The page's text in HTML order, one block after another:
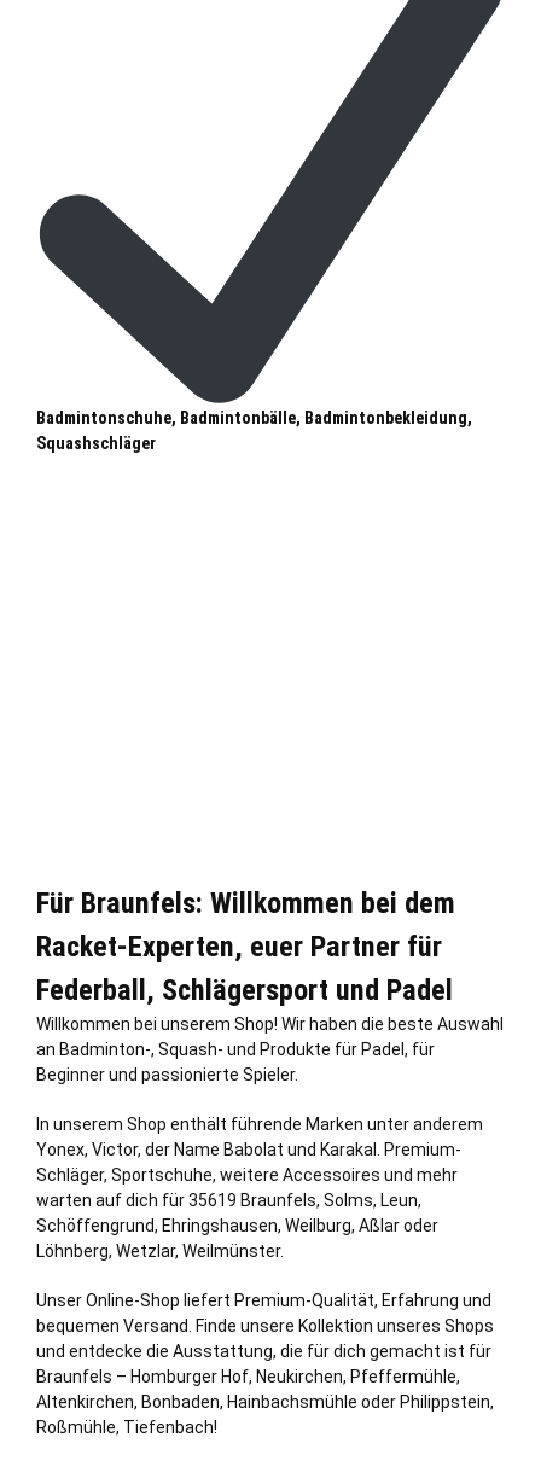
Badmintonschuhe, Badmintonbälle, Badmintonbekleidung,
Squashschläger
Für Braunfels: Willkommen bei dem
Racket-Experten, euer Partner für
Federball, Schlägersport und Padel
Willkommen bei unserem Shop! Wir haben die beste Auswahl
an Badminton-, Squash- und Produkte für Padel, für
Beginner und passionierte Spieler.
In unserem Shop enthält führende Marken unter anderem
Yonex, Victor, der Name Babolat und Karakal. Premium-
Schläger, Sportschuhe, weitere Accessoires und mehr
warten auf dich für 35619 Braunfels, Solms, Leun,
Schöffengrund, Ehringshausen, Weilburg, Aßlaroder
Löhnberg, Wetzlar, Weilmünster.
Unser Online-Shop liefert Premium-Qualität, Erfahrung und
bequemen Versand. Finde unsere Kollektion unseres Shops
und entdecke die Ausstattung, die für dich gemacht ist für
Braunfels – Homburger Hof, Neukirchen, Pfeffermühle,
Altenkirchen, Bonbaden, Hainbachsmühle oder Philippstein,
Roßmühle, Tiefenbach!